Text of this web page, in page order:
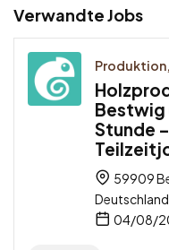
Verwandte Jobs
Stunde
59909
Deutschland
04/08/